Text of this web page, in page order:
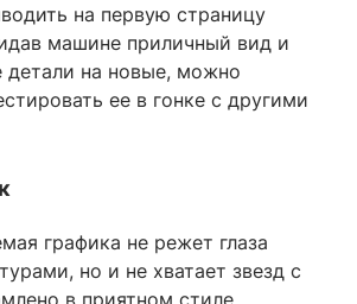
на первую страницу
машине приличный вид и
детали на новые, можно
ее в гонке с другими
графика не режет глаза
но и не хватает звезд с
в приятном стиле